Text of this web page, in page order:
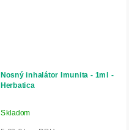
Nosný inhalátor Imunita - 1ml -
Herbatica
Priemerné
hodnotenie
Skladom